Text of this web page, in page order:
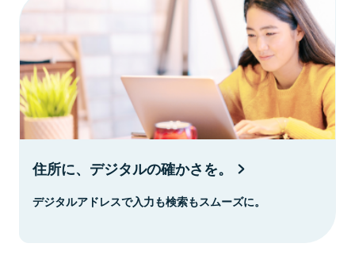
住所に、デジタルの確かさを。
デジタルアドレスで入力も検索もスムーズに。